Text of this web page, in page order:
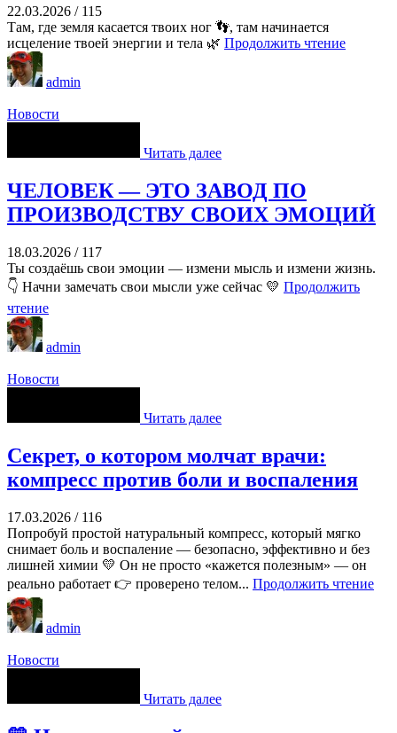
22.03.2026 / 115
Там, где земля касается твоих ног 👣, там начинается
исцеление твоей энергии и тела 🌿 Продолжить чтение
admin
Новости
Читать далее
ЧЕЛОВЕК — ЭТО ЗАВОД ПО
ПРОИЗВОДСТВУ СВОИХ ЭМОЦИЙ
18.03.2026 / 117
Ты создаёшь свои эмоции — измени мысль и измени жизнь.
👇 Начни замечать свои мысли уже сейчас 💛 Продолжить
чтение
admin
Новости
Читать далее
Секрет, о котором молчат врачи:
компресс против боли и воспаления
17.03.2026 / 116
Попробуй простой натуральный компресс, который мягко
снимает боль и воспаление — безопасно, эффективно и без
лишней химии 💛 Он не просто «кажется полезным» — он
реально работает 👉 проверено телом... Продолжить чтение
admin
Новости
Читать далее